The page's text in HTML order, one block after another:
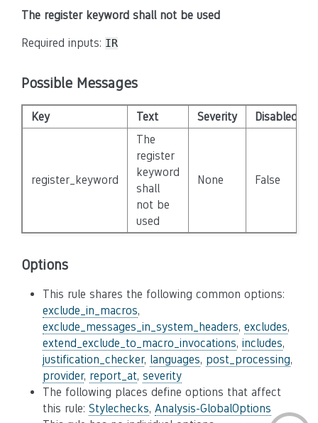
The register keyword shall not be used
Required inputs: IR
Possible Messages
Key Text Severity Disabled
register_keyword
The
register
keyword
shall
not be
used
None False
Options
This rule shares the following common options:
exclude_in_macros,
exclude_messages_in_system_headers, excludes,
extend_exclude_to_macro_invocations, includes,
justification_checker, languages, post_processing,
provider, report_at, severity
The following places define options that affect
this rule: Stylechecks, Analysis-GlobalOptions